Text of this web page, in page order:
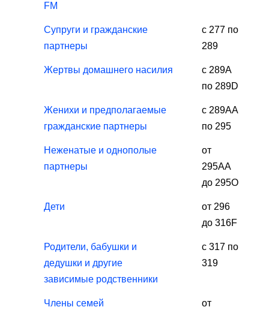
FM
Супруги и гражданские
партнеры
с 277 по
289
Жертвы домашнего насилия
с 289А
по 289D
Женихи и предполагаемые
гражданские партнеры
с 289АА
по 295
Неженатые и однополые
партнеры
от
295АА
до 295О
Дети
от 296
до 316F
Родители, бабушки и
дедушки и другие
зависимые родственники
с 317 по
319
Члены семей
от